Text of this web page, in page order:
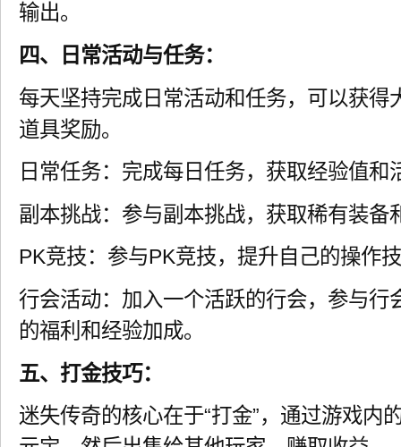
输出。
四、日常活动与任务：
每天坚持完成日常活动和任务，可以获得
道具奖励。
日常任务：完成每日任务，获取经验值和
副本挑战：参与副本挑战，获取稀有装备
PK竞技：参与PK竞技，提升自己的操作
行会活动：加入一个活跃的行会，参与行
的福利和经验加成。
五、打金技巧：
迷失传奇的核心在于“打金”，通过游戏内